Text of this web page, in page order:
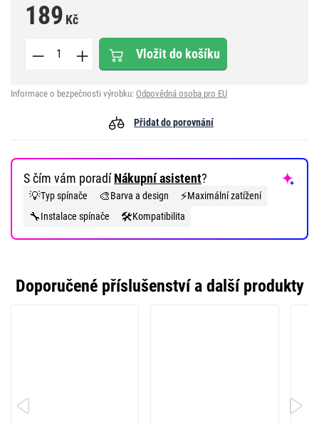
189 Kč
Vložit do košíku
Informace o bezpečnosti výrobku: Odpovědná osoba pro EU
Přidat do porovnání
S čím vám poradíNákupní asistent?
💡Typ spínače 🎨Barva a design ⚡Maximální zatížení
🔧Instalace spínače 🛠️Kompatibilita
Doporučené příslušenství a další produkty